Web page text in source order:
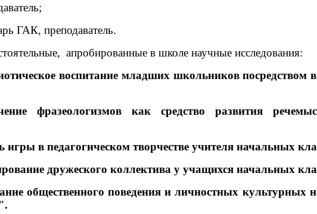
ГАК, преподаватель.
апробированные в школе научные исследования:
воспитание младших школьников посредством
фразеологизмов как средство развития
в педагогическом творчестве учителя начальных
дружеского коллектива у учащихся начальных
общественного поведения и личностных культурных